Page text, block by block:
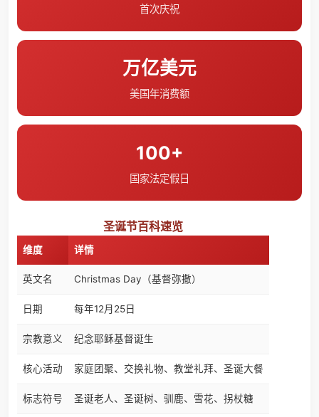
首次庆祝
万亿美元
美国年消费额
100+
国家法定假日
圣诞节百科速览
维度 详情
英文名 Christmas Day（基督弥撒）
日期 每年12月25日
宗教意义 纪念耶稣基督诞生
核心活动 家庭团聚、交换礼物、教堂礼拜、圣诞大餐
标志符号 圣诞老人、圣诞树、驯鹿、雪花、拐杖糖